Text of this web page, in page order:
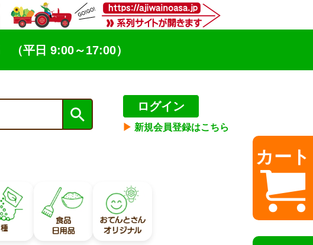
（平日 9:00～17:00）
ログイン
▶︎ 新規会員登録はこちら
カート